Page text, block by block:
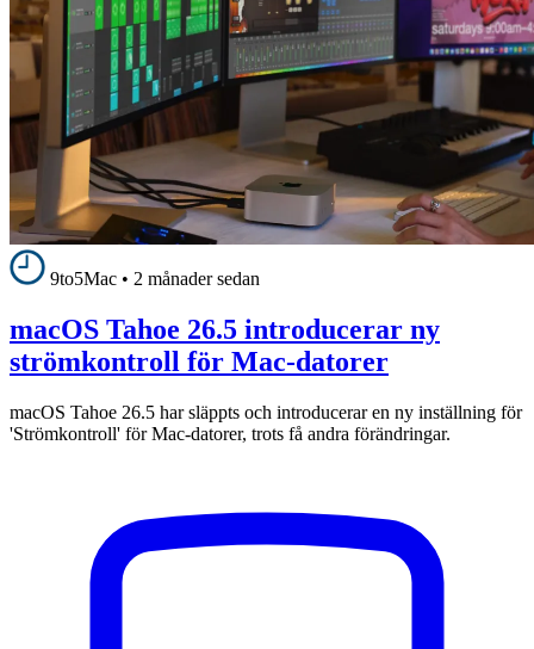
9to5Mac • 2 månader sedan
macOS Tahoe 26.5 introducerar ny
strömkontroll för Mac-datorer
macOS Tahoe 26.5 har släppts och introducerar en ny inställning för
'Strömkontroll' för Mac-datorer, trots få andra förändringar.